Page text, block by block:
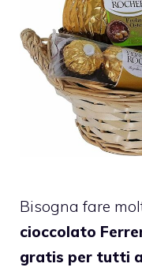
Bisogna fare
cioccolato
gratis per tutti